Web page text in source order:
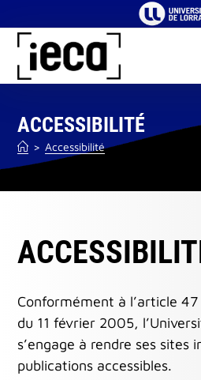
content
ACCESSIBILITÉ
> Accessibilité
Conformément à l’article
du 11 février 2005,
s’engage à rendre ses sites
publications accessibles.